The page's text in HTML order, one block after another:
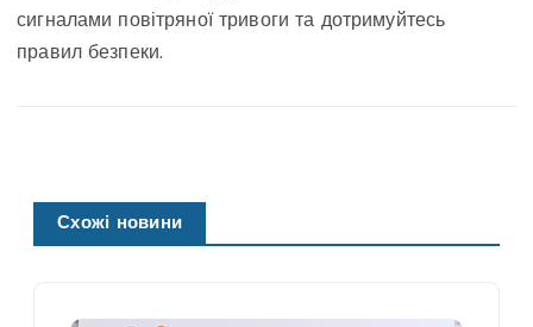
сигналами повітряної тривоги та дотримуйтесь
правил безпеки.
Схожі новини